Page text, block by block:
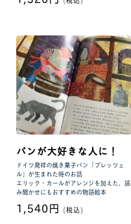
パンが大好きな人に！
ドイツ発祥の焼き菓子パン「プレッツェ
ル」が生まれた時のお話
エリック・カールがアレンジを加えた、読
み聞かせにもおすすめの物語絵本
1,540円 (税込)